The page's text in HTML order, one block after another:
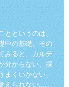
とというのは、
中の基礎。その
みると、カルテ
分からない、採
まくいかない、
えられない……